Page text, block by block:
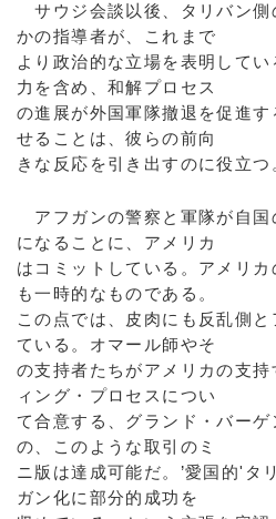
サウジ会談以後、タリバン側
かの指導者が、これまで
より政治的な立場を表明して
力を含め、和解プロセス
の進展が外国軍隊撤退を促進
せることは、彼らの前向
きな反応を引き出すのに役立つ
アフガンの警察と軍隊が自国
になることに、アメリカ
はコミットしている。アメリ
も一時的なものである。
この点では、皮肉にも反乱側
ている。オマール師やそ
の支持者たちがアメリカの支
ィング・プロセスについ
て合意する、グランド・バー
の、このような取引のミ
ニ版は達成可能だ。’愛国的'タ
ガン化に部分的成功を